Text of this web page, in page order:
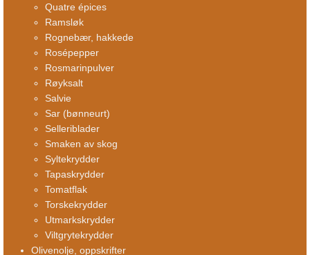
Quatre épices
Ramsløk
Rognebær, hakkede
Rosépepper
Rosmarinpulver
Røyksalt
Salvie
Sar (bønneurt)
Selleriblader
Smaken av skog
Syltekrydder
Tapaskrydder
Tomatflak
Torskekrydder
Utmarkskrydder
Viltgrytekrydder
Olivenolje, oppskrifter